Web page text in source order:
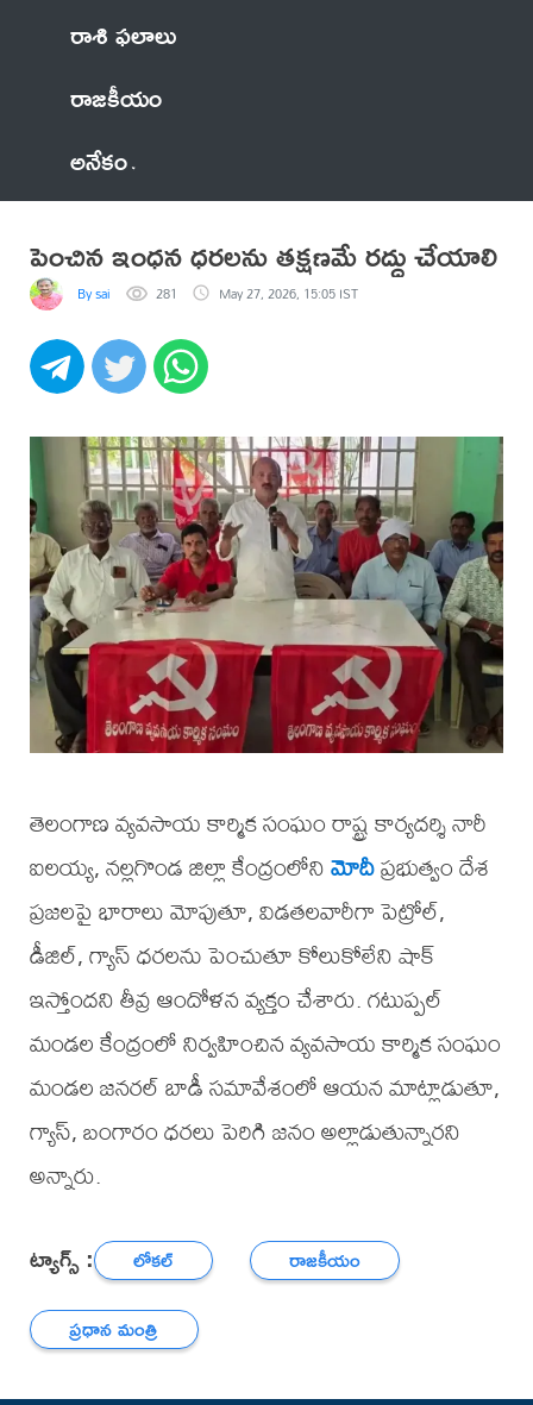
రాశి ఫలాలు
రాజకీయం
అనేకం
పెంచిన ఇంధన ధరలను తక్షణమే రద్దు చేయాలి
By sai 281 May 27, 2026, 15:05 IST
తెలంగాణ వ్యవసాయ కార్మిక సంఘం రాష్ట్ర కార్యదర్శి నారీ
ఐలయ్య, నల్లగొండ జిల్లా కేంద్రంలోనిమోదీప్రభుత్వం దేశ
ప్రజలపై భారాలు మోపుతూ, విడతలవారీగా పెట్రోల్,
డీజిల్, గ్యాస్ ధరలను పెంచుతూ కోలుకోలేని షాక్‌
ఇస్తోందని తీవ్ర ఆందోళన వ్యక్తం చేశారు. గటుప్పల్
మండల కేంద్రంలో నిర్వహించిన వ్యవసాయ కార్మిక సంఘం
మండల జనరల్ బాడీ సమావేశంలో ఆయన మాట్లాడుతూ,
గ్యాస్, బంగారం ధరలు పెరిగి జనం అల్లాడుతున్నారని
అన్నారు.
ట్యాగ్స్ : లోకల్
రాజకీయం
ప్రధాన మంత్రి